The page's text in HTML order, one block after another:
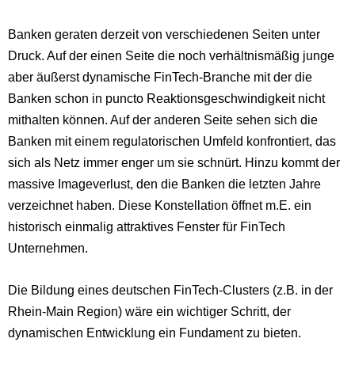
Banken geraten derzeit von verschiedenen Seiten unter
Druck. Auf der einen Seite die noch verhältnismäßig junge
aber äußerst dynamische FinTech-Branche mit der die
Banken schon in puncto Reaktionsgeschwindigkeit nicht
mithalten können. Auf der anderen Seite sehen sich die
Banken mit einem regulatorischen Umfeld konfrontiert, das
sich als Netz immer enger um sie schnürt. Hinzu kommt der
massive Imageverlust, den die Banken die letzten Jahre
verzeichnet haben. Diese Konstellation öffnet m.E. ein
historisch einmalig attraktives Fenster für FinTech
Unternehmen.
Die Bildung eines deutschen FinTech-Clusters (z.B. in der
Rhein-Main Region) wäre ein wichtiger Schritt, der
dynamischen Entwicklung ein Fundament zu bieten.